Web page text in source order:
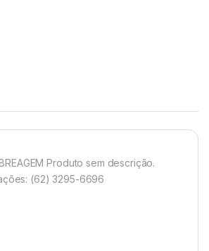
Produto sem descrição.
(62) 3295-6696